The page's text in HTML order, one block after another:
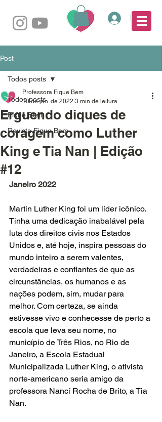
Login
Post
Todos posts
Fique Bem
Revista Fique Bem
Todos posts
Erguendo diques de
coragem como Luther
King e Tia Nan | Edição
#12
Professora Fique Bem
10 de jan. de 2022 3 min de leitura
Janeiro 2022
Martin Luther King foi um líder icônico.
Tinha uma dedicação inabalável pela
luta dos direitos civis nos Estados
Unidos e, até hoje, inspira pessoas do
mundo inteiro a serem valentes,
verdadeiras e confiantes de que as
circunstâncias, os humanos e as
nações podem, sim, mudar para
melhor. Com certeza, se ainda
estivesse vivo e conhecesse de perto a
escola que leva seu nome, no
município de Três Rios, no Rio de
Janeiro, a Escola Estadual
Municipalizada Luther King, o ativista
norte-americano seria amigo da
professora Nancí Rocha de Brito, a Tia
Nan.